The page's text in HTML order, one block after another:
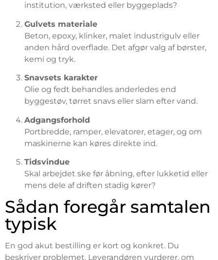
institution, værksted eller byggeplads?
Gulvets materiale
Beton, epoxy, klinker, malet industrigulv eller
anden hård overflade. Det afgør valg af børster,
kemi og tryk.
Snavsets karakter
Olie og fedt behandles anderledes end
byggestøv, tørret snavs eller slam efter vand.
Adgangsforhold
Portbredde, ramper, elevatorer, etager, og om
maskinerne kan køres direkte ind.
Tidsvindue
Skal arbejdet ske før åbning, efter lukketid eller
mens dele af driften stadig kører?
Sådan foregår samtalen
typisk
En god akut bestilling er kort og konkret. Du
beskriver problemet. Leverandøren vurderer, om